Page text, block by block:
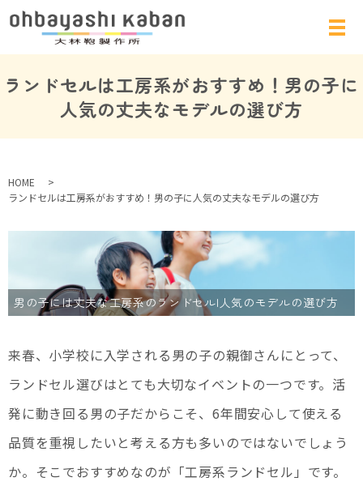
ランドセルは工房系がおすすめ！男の子に
人気の丈夫なモデルの選び方
HOME
ランドセルは工房系がおすすめ！男の子に人気の丈夫なモデルの選び方
男の子には丈夫な工房系のランドセル|人気のモデルの選び方
来春、小学校に入学される男の子の親御さんにとって、
ランドセル選びはとても大切なイベントの一つです。活
発に動き回る男の子だからこそ、6年間安心して使える
品質を重視したいと考える方も多いのではないでしょう
か。そこでおすすめなのが「工房系ランドセル」です。